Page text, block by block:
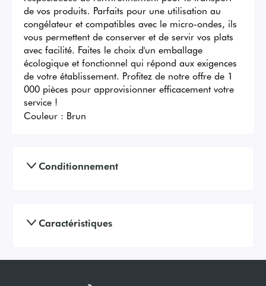
de vos produits. Parfaits pour une utilisation au
congélateur et compatibles avec le micro-ondes, ils
vous permettent de conserver et de servir vos plats
avec facilité. Faites le choix d'un emballage
écologique et fonctionnel qui répond aux exigences
de votre établissement. Profitez de notre offre de 1
000 pièces pour approvisionner efficacement votre
service !
Couleur : Brun
Conditionnement
Caractéristiques